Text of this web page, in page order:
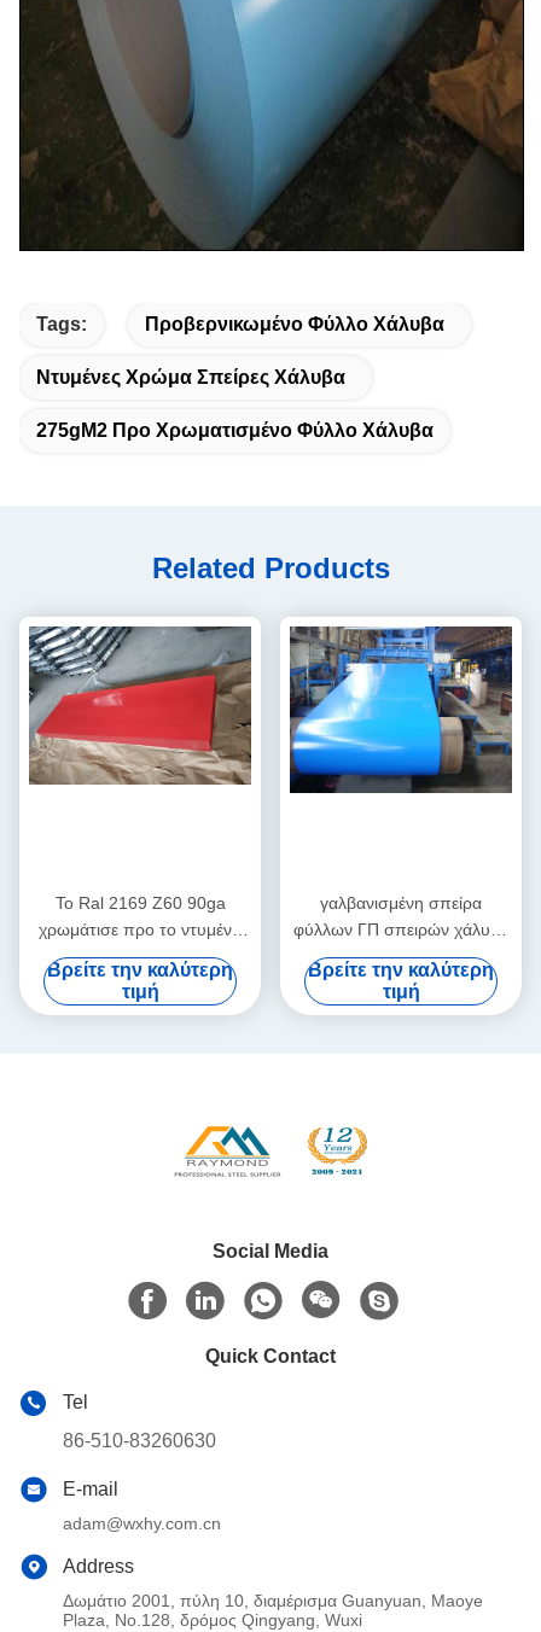
Tags: Προβερνικωμένο Φύλλο Χάλυβα
Ντυμένες Χρώμα Σπείρες Χάλυβα
275gM2 Προ Χρωματισμένο Φύλλο Χάλυβα
Related Products
Το Ral 2169 Z60 90ga
χρωμάτισε προ το ντυμένο
φύλλο χρώματος φύλλων
χάλυβα ΓΠ
Βρείτε την καλύτερη
τιμή
γαλβανισμένη σπείρα
φύλλων ΓΠ σπειρών χάλυβα
0.18mm 1.20mm LFQ AZ
Βρείτε την καλύτερη
τιμή
Social Media
Quick Contact
Tel
86-510-83260630
E-mail
adam@wxhy.com.cn
Address
Δωμάτιο 2001, πύλη 10, διαμέρισμα Guanyuan, Maoye
Plaza, No.128, δρόμος Qingyang, Wuxi